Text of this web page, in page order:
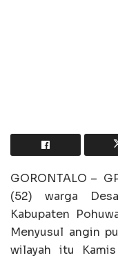
GORONTALO –
(52) warga
Kabupaten
Menyusul angin
wilayah itu